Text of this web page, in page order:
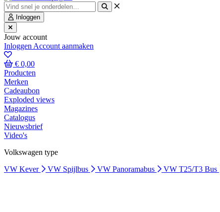
Inloggen
Jouw account
Inloggen Account aanmaken
€ 0,00
Producten
Merken
Cadeaubon
Exploded views
Magazines
Catalogus
Nieuwsbrief
Video's
Volkswagen type
VW Kever
VW Spijlbus VW Panoramabus VW T25/T3 Bus